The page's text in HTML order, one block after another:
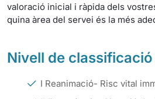
valoració inicial i ràpida dels
quina àrea del servei és la més
Nivell de
I Reanimació- Risc vital